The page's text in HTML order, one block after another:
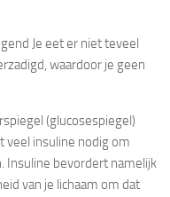
Je eet er niet teveel
waardoor je geen
(glucosespiegel)
veel insuline nodig om
Insuline bevordert namelijk
van je lichaam om dat